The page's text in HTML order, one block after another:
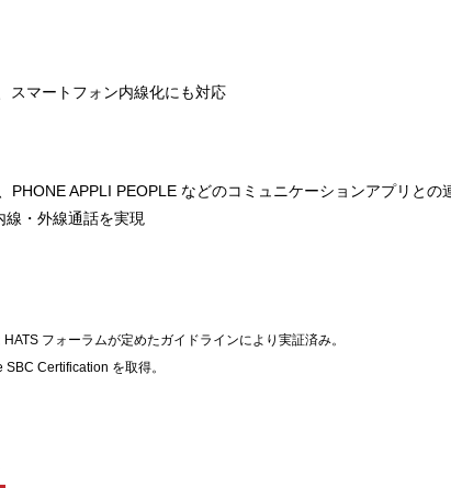
スマートフォン内線化にも対応
PHONE APPLI PEOPLE などのコミュニケーションアプリとの
・外線通話を実現
フォーラムが定めたガイドラインにより実証済み。
Certification を取得。